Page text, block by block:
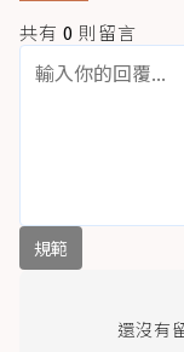
共有 0 則留言
規範
還沒有